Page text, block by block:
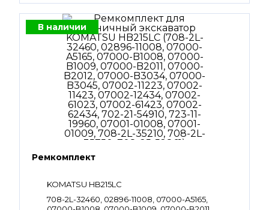
В наличии
Ремкомплект
KOMATSU HB215LC
708-2L-32460, 02896-11008, 07000-A5165,